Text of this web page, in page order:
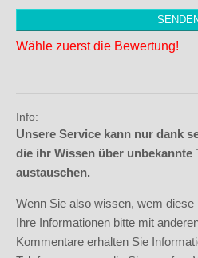
Wähle zuerst die Bewertung!
Info:
Unsere Service kann nur dank
die ihr Wissen über unbekannte
austauschen.
Wenn Sie also wissen, wem
Ihre Informationen bitte mit
Kommentare erhalten Sie